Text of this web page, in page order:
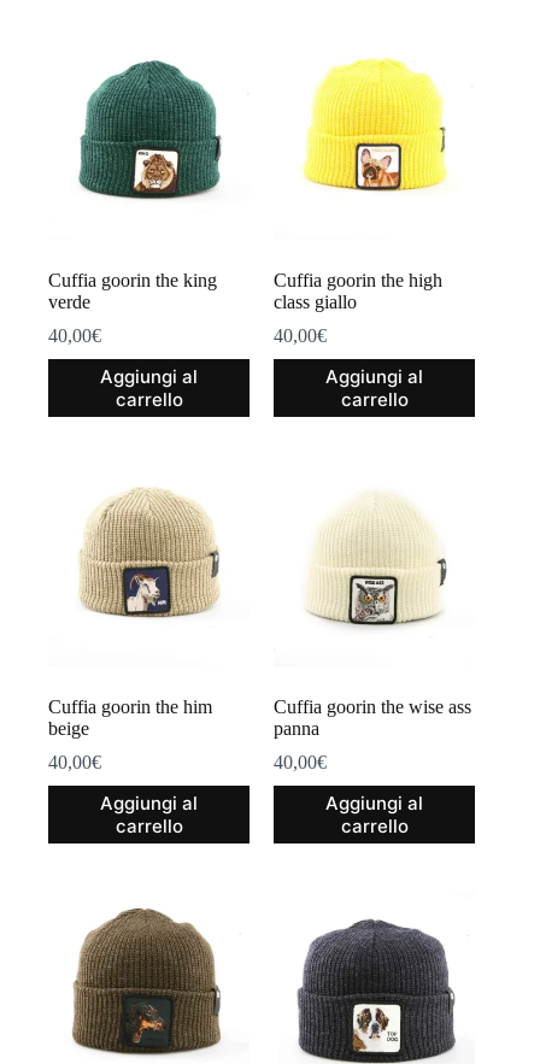
Cuffia goorin the king
verde
40,00€
Aggiungi al
carrello
Cuffia goorin the high
class giallo
40,00€
Aggiungi al
carrello
Cuffia goorin the him
beige
40,00€
Aggiungi al
carrello
Cuffia goorin the wise ass
panna
40,00€
Aggiungi al
carrello